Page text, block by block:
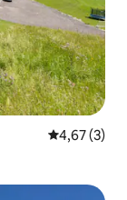
4,67 (3)